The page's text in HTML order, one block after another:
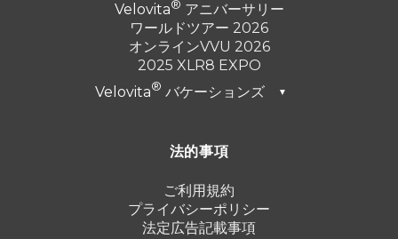
Velovita
アニバーサリー
ワールドツアー 2026
オンラインVVU 2026
2025 XLR8 EXPO
Velovita
バケーションズ ▼
トルコ 2025
プンタ・カナ 2024
カンクン 2023
法的事項
ご利用規約
プライバシーポリシー
法定広告記載事項